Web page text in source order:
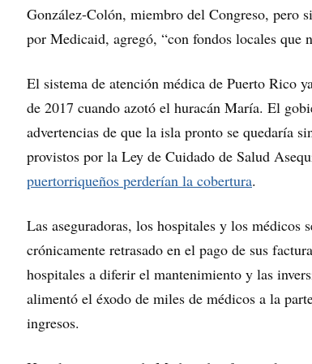
González-Colón, miembro del Congreso, pero
por Medicaid, agregó, “con fondos locales que
El sistema de atención médica de Puerto Rico
de 2017 cuando azotó el huracán María. El
advertencias de que la isla pronto se quedaría
provistos por la Ley de Cuidado de Salud
puertorriqueños perderían la cobertura.
Las aseguradoras, los hospitales y los médicos
crónicamente retrasado en el pago de sus
hospitales a diferir el mantenimiento y las
alimentó el éxodo de miles de médicos a la
ingresos.